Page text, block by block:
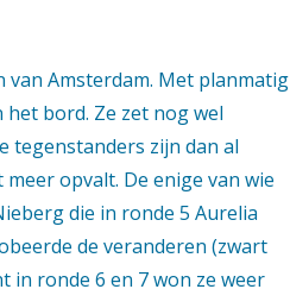
Amsterdam. Met planmatig
bord. Ze zet nog wel
tegenstanders zijn dan al
opvalt. De enige van wie
die in ronde 5 Aurelia
de veranderen (zwart
in ronde 6 en 7 won ze weer